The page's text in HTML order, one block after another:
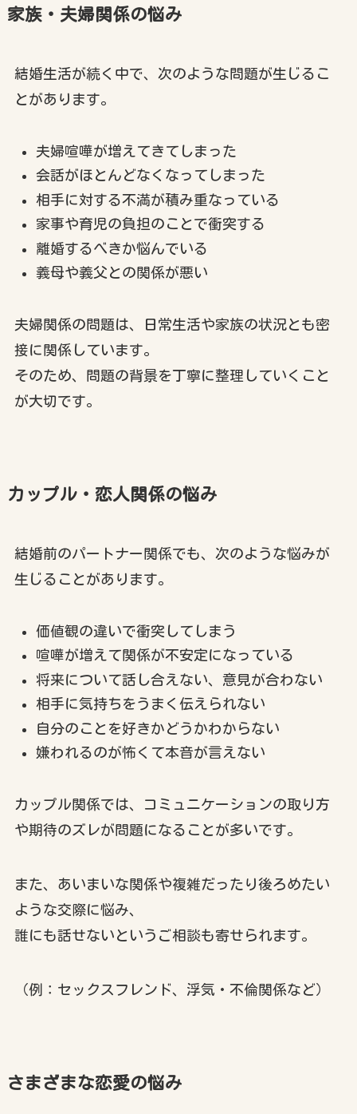
家族・夫婦関係の悩み
結婚生活が続く中で、次のような問題が生じるこ
とがあります。
夫婦喧嘩が増えてきてしまった
会話がほとんどなくなってしまった
相手に対する不満が積み重なっている
家事や育児の負担のことで衝突する
離婚するべきか悩んでいる
義母や義父との関係が悪い
夫婦関係の問題は、日常生活や家族の状況とも密
接に関係しています。
そのため、問題の背景を丁寧に整理していくこと
が大切です。
カップル・恋人関係の悩み
結婚前のパートナー関係でも、次のような悩みが
生じることがあります。
価値観の違いで衝突してしまう
喧嘩が増えて関係が不安定になっている
将来について話し合えない、意見が合わない
相手に気持ちをうまく伝えられない
自分のことを好きかどうかわからない
嫌われるのが怖くて本音が言えない
カップル関係では、コミュニケーションの取り方
や期待のズレが問題になることが多いです。
また、あいまいな関係や複雑だったり後ろめたい
ような交際に悩み、
誰にも話せないというご相談も寄せられます。
（例：セックスフレンド、浮気・不倫関係など）
さまざまな恋愛の悩み